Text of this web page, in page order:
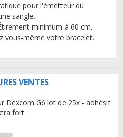
pour l'émetteur du
sangle.
minimum à 60 cm.
vous-même votre bracelet.
VENTES
Dexcom G6 lot de 25x - adhésif
fort